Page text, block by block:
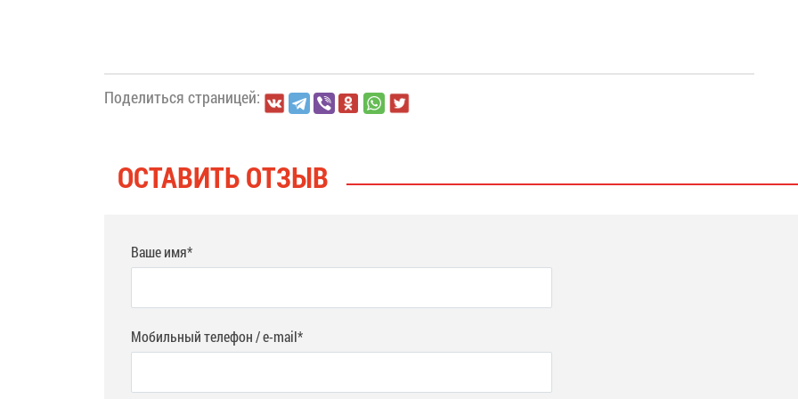
Поделиться страницей:
ОСТАВИТЬ ОТЗЫВ
Ваше имя*
Мобильный телефон / e-mail*